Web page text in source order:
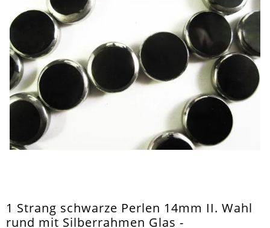
1 Strang schwarze Perlen 14mm II. Wahl
rund mit Silberrahmen Glas -